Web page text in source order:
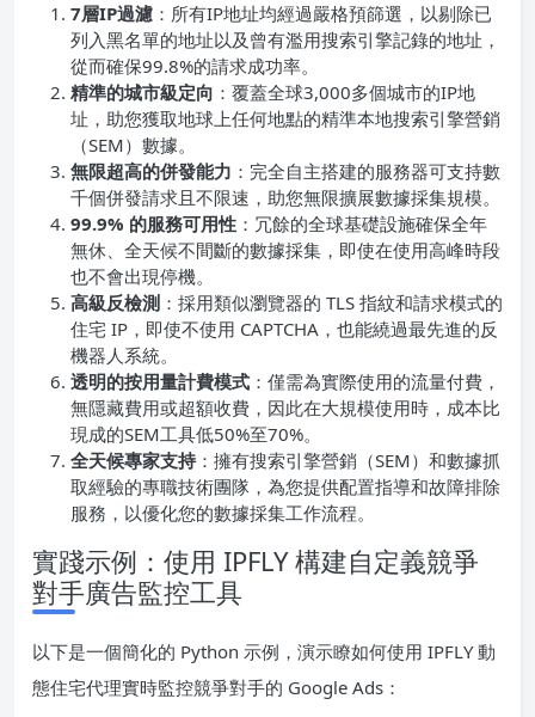
7層IP過濾 ：所有IP地址均經過嚴格預篩選，以剔除已
列入黑名單的地址以及曾有濫用搜索引擎記錄的地址，
從而確保99.8%的請求成功率。
精準的城市級定向 ：覆蓋全球3,000多個城市的IP地
址，助您獲取地球上任何地點的精準本地搜索引擎營銷
（SEM）數據。
無限超高的併發能力 ：完全自主搭建的服務器可支持數
千個併發請求且不限速，助您無限擴展數據採集規模。
99.9% 的服務可用性 ：冗餘的全球基礎設施確保全年
無休、全天候不間斷的數據採集，即使在使用高峰時段
也不會出現停機。
高級反檢測 ：採用類似瀏覽器的 TLS 指紋和請求模式的
住宅 IP，即使不使用 CAPTCHA，也能繞過最先進的反
機器人系統。
透明的按用量計費模式 ：僅需為實際使用的流量付費，
無隱藏費用或超額收費，因此在大規模使用時，成本比
現成的SEM工具低50%至70%。
全天候專家支持：擁有搜索引擎營銷（SEM）和數據抓
取經驗的專職技術團隊，為您提供配置指導和故障排除
服務，以優化您的數據採集工作流程。
實踐示例：使用 IPFLY 構建自定義競爭
對手廣告監控工具
以下是一個簡化的 Python 示例，演示瞭如何使用 IPFLY 動
態住宅代理實時監控競爭對手的 Google Ads：